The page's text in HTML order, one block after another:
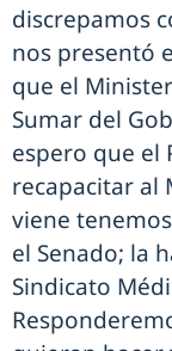
discrepamos
nos presentó
que el
Sumar del
espero que el
recapacitar al
viene
el Senado; la
Sindicato